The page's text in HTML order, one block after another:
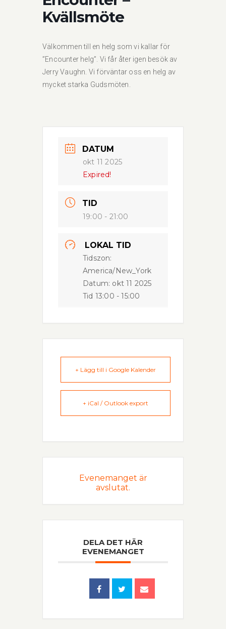
Kvällsmöte
Välkommen till en helg som vi kallar för
”Encounter helg”. Vi får åter igen besök av
Jerry Vaughn. Vi förväntar oss en helg av
mycket starka Gudsmöten.
DATUM
okt 11 2025
Expired!
TID
19:00 - 21:00
LOKAL TID
Tidszon:
America/New_York
Datum: okt 11 2025
Tid 13:00 - 15:00
+ Lägg till i Google Kalender
+ iCal / Outlook export
Evenemanget är
avslutat.
DELA DET HÄR
EVENEMANGET